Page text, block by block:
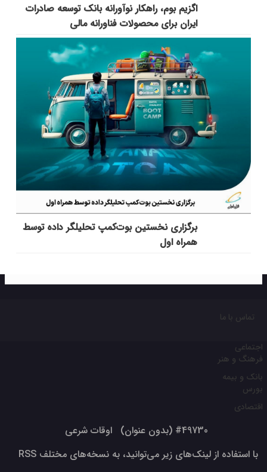
اگزیم بوم، راهکار نوآورانه بانک توسعه صادرات
ایران برای محصولات فناورانه مالی
برگزاری نخستین بوت‌کمپ تحلیلگر داده توسط
همراه اول
تماس با ما
اجتماعی
فرهنگ و هنر
بانک و بیمه
بورس
اقتصادی
#49730 (بدون عنوان)
اوقات شرعی
با استفاده از لینک‌های زیر می‌توانید، به نسخه‌های مختلف RSS